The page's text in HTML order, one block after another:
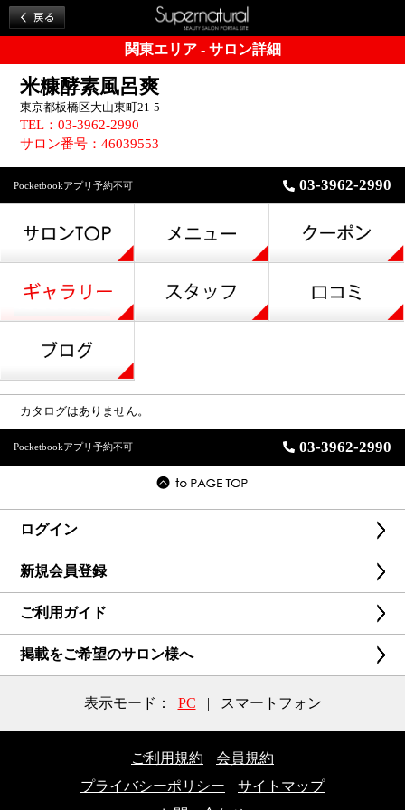
関東エリア - サロン詳細
米糠酵素風呂爽
東京都板橋区大山東町21-5
TEL：03-3962-2990
サロン番号：46039553
Pocketbookアプリ予約不可 03-3962-2990
カタログはありません。
Pocketbookアプリ予約不可 03-3962-2990
ログイン
新規会員登録
ご利用ガイド
掲載をご希望のサロン様へ
表示モード： PC | スマートフォン
ご利用規約
会員規約
プライバシーポリシー
サイトマップ